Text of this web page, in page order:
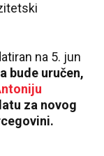
na 5. jun
bude uručen,
za novog